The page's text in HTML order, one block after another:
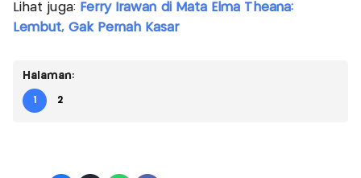
Lihat juga: Ferry Irawan di Mata Elma Theana:
Lembut, Gak Pernah Kasar
Halaman:
1 2